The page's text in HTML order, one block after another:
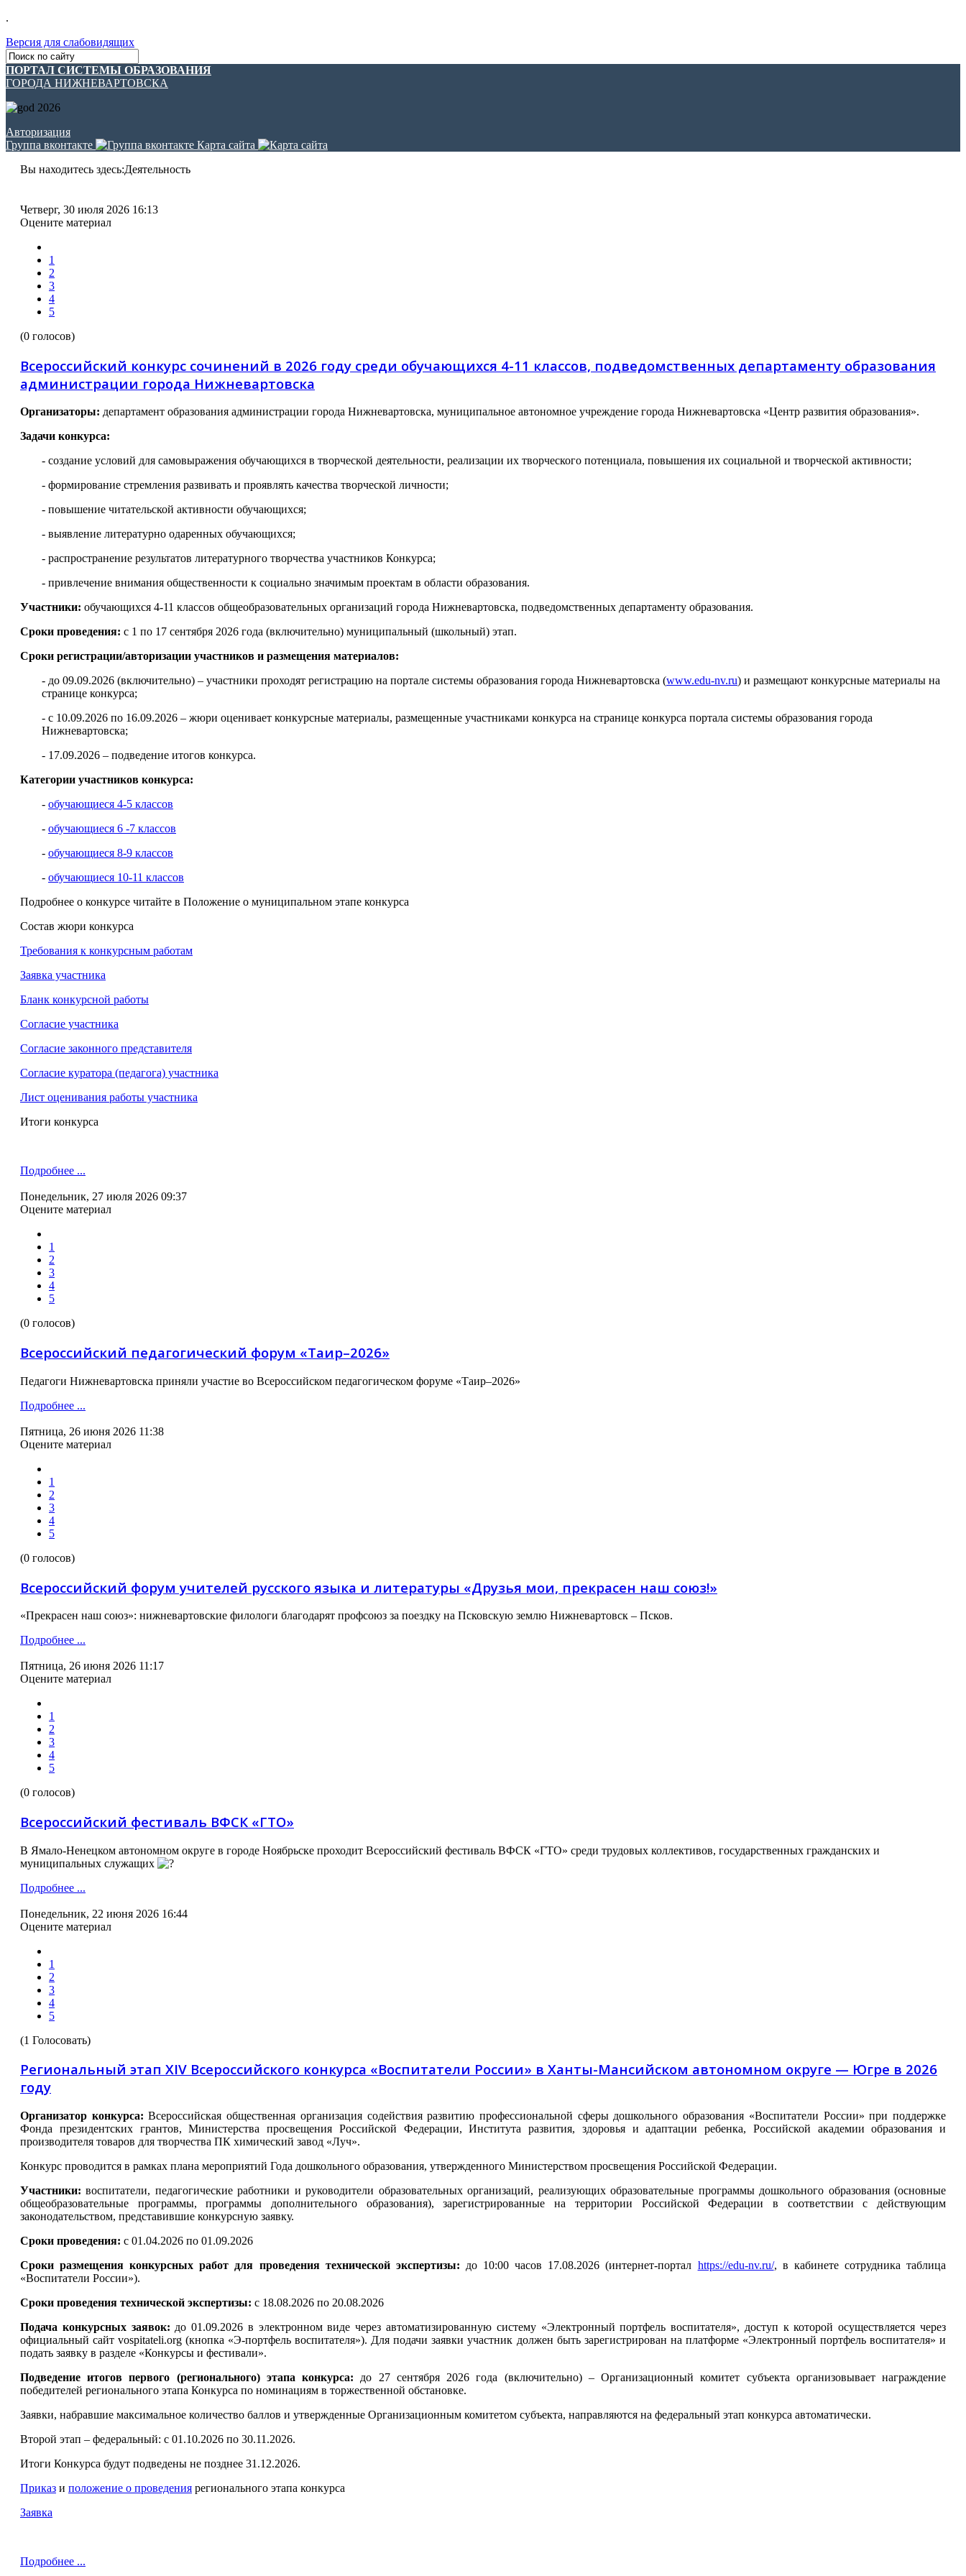
.
Версия для слабовидящих
ПОРТАЛ СИСТЕМЫ ОБРАЗОВАНИЯ
ГОРОДА НИЖНЕВАРТОВСКА
Авторизация
Группа вконтакте
Карта сайта
Вы находитесь здесь:Деятельность
Четверг, 30 июля 2026 16:13
Оцените материал
1
2
3
4
5
(0 голосов)
Всероссийский конкурс сочинений в 2026 году среди обучающихся 4-11 классов, подведомственных департаменту образования
администрации города Нижневартовска
Организаторы: департамент образования администрации города Нижневартовска, муниципальное автономное учреждение города Нижневартовска «Центр развития образования».
Задачи конкурса:
- создание условий для самовыражения обучающихся в творческой деятельности, реализации их творческого потенциала, повышения их социальной и творческой активности;
- формирование стремления развивать и проявлять качества творческой личности;
- повышение читательской активности обучающихся;
- выявление литературно одаренных обучающихся;
- распространение результатов литературного творчества участников Конкурса;
- привлечение внимания общественности к социально значимым проектам в области образования.
Участники: обучающихся 4-11 классов общеобразовательных организаций города Нижневартовска, подведомственных департаменту образования.
Сроки проведения: с 1 по 17 сентября 2026 года (включительно) муниципальный (школьный) этап.
Сроки регистрации/авторизации участников и размещения материалов:
- до 09.09.2026 (включительно) – участники проходят регистрацию на портале системы образования города Нижневартовска (www.edu-nv.ru) и размещают конкурсные материалы на
странице конкурса;
- с 10.09.2026 по 16.09.2026 – жюри оценивает конкурсные материалы, размещенные участниками конкурса на странице конкурса портала системы образования города
Нижневартовска;
- 17.09.2026 – подведение итогов конкурса.
Категории участников конкурса:
- обучающиеся 4-5 классов
- обучающиеся 6 -7 классов
- обучающиеся 8-9 классов
- обучающиеся 10-11 классов
Подробнее о конкурсе читайте в Положение о муниципальном этапе конкурса
Состав жюри конкурса
Требования к конкурсным работам
Заявка участника
Бланк конкурсной работы
Согласие участника
Согласие законного представителя
Согласие куратора (педагога) участника
Лист оценивания работы участника
Итоги конкурса
Подробнее ...
Понедельник, 27 июля 2026 09:37
Оцените материал
1
2
3
4
5
(0 голосов)
Всероссийский педагогический форум «Таир–2026»
Педагоги Нижневартовска приняли участие во Всероссийском педагогическом форуме «Таир–2026»
Подробнее ...
Пятница, 26 июня 2026 11:38
Оцените материал
1
2
3
4
5
(0 голосов)
Всероссийский форум учителей русского языка и литературы «Друзья мои, прекрасен наш союз!»
«Прекрасен наш союз»: нижневартовские филологи благодарят профсоюз за поездку на Псковскую землю Нижневартовск – Псков.
Подробнее ...
Пятница, 26 июня 2026 11:17
Оцените материал
1
2
3
4
5
(0 голосов)
Всероссийский фестиваль ВФСК «ГТО»
В Ямало-Ненецком автономном округе в городе Ноябрьске проходит Всероссийский фестиваль ВФСК «ГТО» среди трудовых коллективов, государственных гражданских и
муниципальных служащих
Подробнее ...
Понедельник, 22 июня 2026 16:44
Оцените материал
1
2
3
4
5
(1 Голосовать)
Региональный этап XIV Всероссийского конкурса «Воспитатели России» в Ханты-Мансийском автономном округе — Югре в 2026
году
Организатор конкурса:Всероссийская общественная организация содействия развитию профессиональной сферы дошкольного образования «Воспитатели России» при поддержке
Фонда президентских грантов, Министерства просвещения Российской Федерации, Института развития, здоровья и адаптации ребенка, Российской академии образования и
производителя товаров для творчества ПК химический завод «Луч».
Конкурс проводится в рамках плана мероприятий Года дошкольного образования, утвержденного Министерством просвещения Российской Федерации.
Участники: воспитатели, педагогические работники и руководители образовательных организаций, реализующих образовательные программы дошкольного образования (основные
общеобразовательные программы, программы дополнительного образования), зарегистрированные на территории Российской Федерации в соответствии с действующим
законодательством, представившие конкурсную заявку.
Сроки проведения: с 01.04.2026 по 01.09.2026
Сроки размещения конкурсных работ для проведения технической экспертизы: до10:00 часов 17.08.2026 (интернет-портал https://edu-nv.ru/, в кабинете сотрудника таблица
«Воспитатели России»).
Сроки проведения технической экспертизы: с 18.08.2026 по 20.08.2026
Подача конкурсных заявок: до 01.09.2026 в электронном виде через автоматизированную систему «Электронный портфель воспитателя», доступ к которой осуществляется через
официальный сайт vospitateli.org (кнопка «Э-портфель воспитателя»). Для подачи заявки участник должен быть зарегистрирован на платформе «Электронный портфель воспитателя» и
подать заявку в разделе «Конкурсы и фестивали».
Подведение итогов первого (регионального) этапа конкурса:
до 27 сентября 2026 года (включительно) – Организационный комитет субъекта организовывает награждение
победителей регионального этапа Конкурса по номинациям в торжественной обстановке.
Заявки, набравшие максимальное количество баллов и утвержденные Организационным комитетом субъекта, направляются на федеральный этап конкурса автоматически.
Второй этап – федеральный: с 01.10.2026 по 30.11.2026.
Итоги Конкурса будут подведены не позднее 31.12.2026.
Приказ и положение о проведения регионального этапа конкурса
Заявка
Подробнее ...